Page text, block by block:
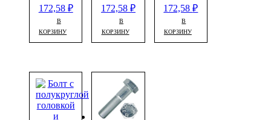
172,58 ₽
В
КОРЗИНУ
172,58₽
В
КОРЗИНУ
172,58₽
В
КОРЗИНУ